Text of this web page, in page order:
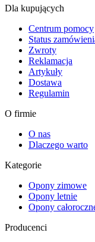
Dla kupujących
Centrum pomocy
Status
Zwroty
Reklamacja
Artykuły
Dostawa
Regulamin
O firmie
O nas
Dlaczego warto
Kategorie
Opony zimowe
Opony letnie
Opony
Producenci